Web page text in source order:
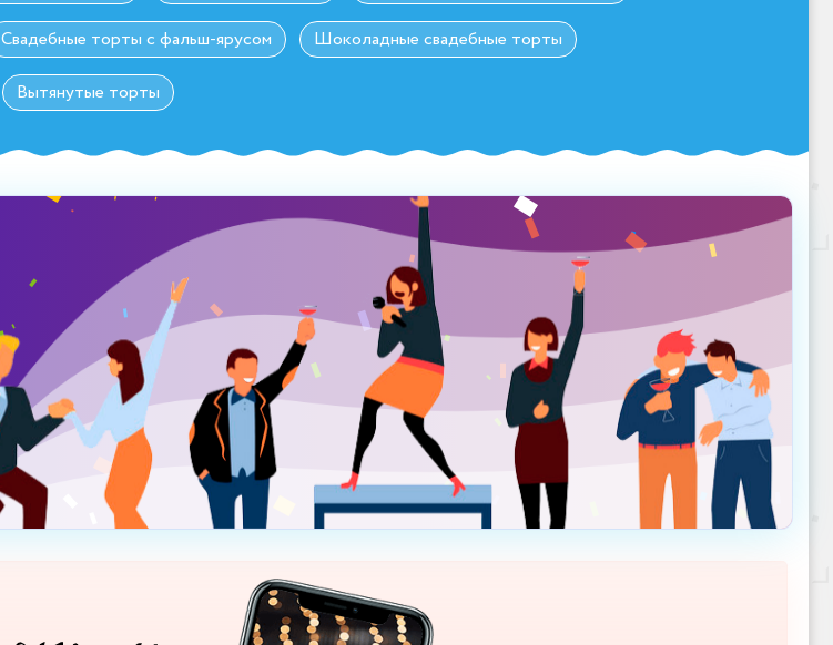
Свадебные торты с фальш-ярусом Шоколадные свадебные торты
Вытянутые торты